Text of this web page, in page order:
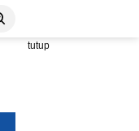
tutup